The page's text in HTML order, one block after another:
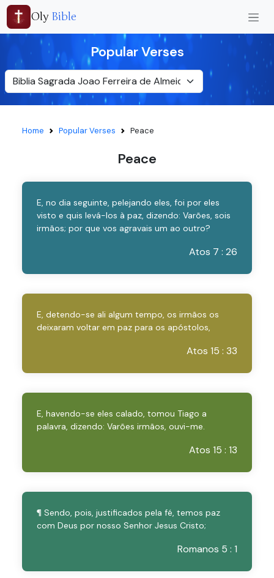
Oly Bible
Popular Verses
Home Popular Verses Peace
Peace
E, no dia seguinte, pelejando eles, foi por eles
visto e quis levá-los à paz, dizendo: Varões, sois
irmãos; por que vos agravais um ao outro?
Atos 7 : 26
E, detendo-se ali algum tempo, os irmãos os
deixaram voltar em paz para os apóstolos,
Atos 15 : 33
E, havendo-se eles calado, tomou Tiago a
palavra, dizendo: Varões irmãos, ouvi-me.
Atos 15 : 13
¶ Sendo, pois, justificados pela fé, temos paz
com Deus por nosso Senhor Jesus Cristo;
Romanos 5 : 1